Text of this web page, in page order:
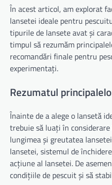
În acest articol, am explorat
lansetei ideale pentru
tipurile de lansete avat și
timpul să rezumăm
recomandări finale pentru
experimentați.
Rezumatul
Înainte de a alege o lansetă
trebuie să luați în
lungimea și greutatea
lansetei, sistemul de
acțiune al lansetei. De
condițiile de pescuit și să